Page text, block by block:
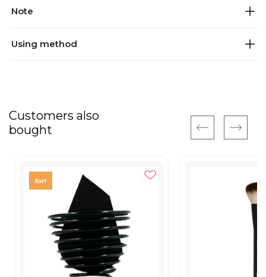
Note
Using method
Customers also
bought